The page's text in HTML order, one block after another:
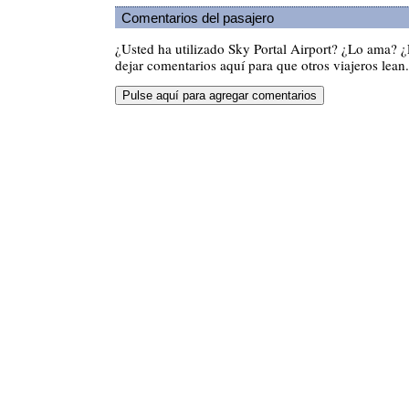
Comentarios del pasajero
¿Usted ha utilizado Sky Portal Airport? ¿Lo ama?
dejar comentarios aquí para que otros viajeros lean.